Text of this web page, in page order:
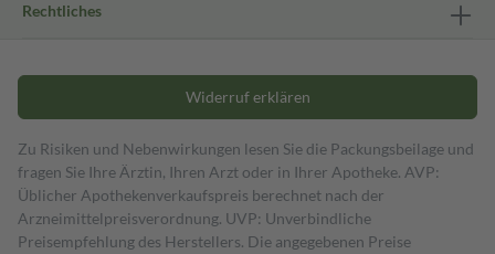
Rechtliches
Widerruf erklären
Zu Risiken und Nebenwirkungen lesen Sie die Packungsbeilage und
fragen Sie Ihre Ärztin, Ihren Arzt oder in Ihrer Apotheke. AVP:
Üblicher Apothekenverkaufspreis berechnet nach der
Arzneimittelpreisverordnung. UVP: Unverbindliche
Preisempfehlung des Herstellers. Die angegebenen Preise